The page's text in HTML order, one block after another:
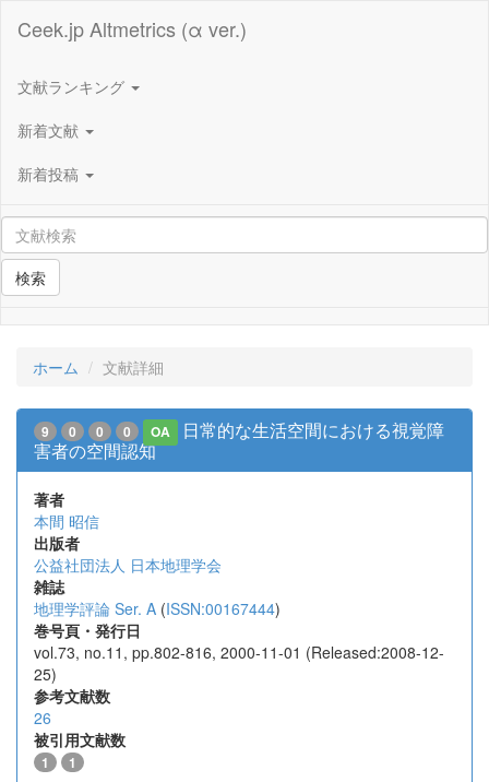
Ceek.jp Altmetrics (α ver.)
文献ランキング
新着文献
新着投稿
検索
ホーム 文献詳細
9 0 0 0 OA
日常的な生活空間における視覚障
害者の空間認知
著者
本間 昭信
出版者
公益社団法人 日本地理学会
雑誌
地理学評論 Ser. A (ISSN:00167444)
巻号頁・発行日
vol.73, no.11, pp.802-816, 2000-11-01 (Released:2008-12-
25)
参考文献数
26
被引用文献数
1 1